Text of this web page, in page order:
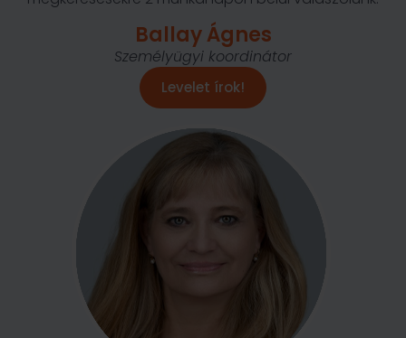
Ballay Ágnes
Személyügyi koordinátor
Levelet írok!